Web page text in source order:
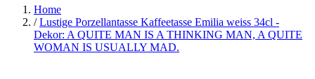
Home
/ Lustige Porzellantasse Kaffeetasse Emilia weiss 34cl -
Dekor: A QUITE MAN IS A THINKING MAN, A QUITE
WOMAN IS USUALLY MAD.